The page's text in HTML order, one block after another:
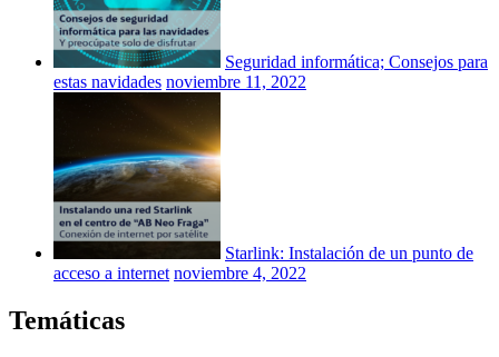
Seguridad informática; Consejos para
estas navidades noviembre 11, 2022
Starlink: Instalación de un punto de
acceso a internet noviembre 4, 2022
Temáticas